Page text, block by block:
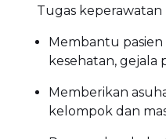
Tugas
Membantu
kesehatan, gejala
Memberikan
kelompok dan